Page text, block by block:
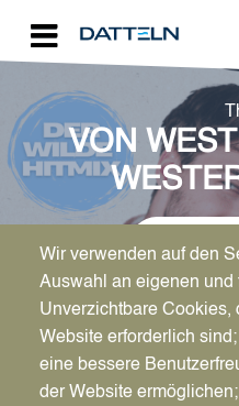
VON
← Zurück
Datum
Wir verwenden auf den
Auswahl an eigenen und
Unverzichtbare Cookies,
Website erforderlich
eine bessere
der Website